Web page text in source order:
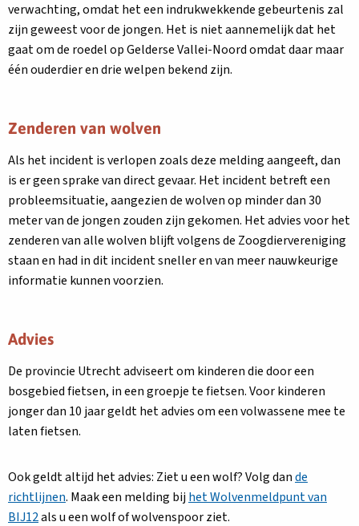
verwachting, omdat het een indrukwekkende gebeurtenis zal
zijn geweest voor de jongen. Het is niet aannemelijk dat het
gaat om de roedel op Gelderse Vallei-Noord omdat daar maar
één ouderdier en drie welpen bekend zijn.
Zenderen van wolven
Als het incident is verlopen zoals deze melding aangeeft, dan
is er geen sprake van direct gevaar. Het incident betreft een
probleemsituatie, aangezien de wolven op minder dan 30
meter van de jongen zouden zijn gekomen. Het advies voor het
zenderen van alle wolven blijft volgens de Zoogdiervereniging
staan en had in dit incident sneller en van meer nauwkeurige
informatie kunnen voorzien.
Advies
De provincie Utrecht adviseert om kinderen die door een
bosgebied fietsen, in een groepje te fietsen. Voor kinderen
jonger dan 10 jaar geldt het advies om een volwassene mee te
laten fietsen.
Ook geldt altijd het advies: Ziet u een wolf? Volg dande
richtlijnen. Maak een melding bijhet Wolvenmeldpunt van
BIJ12als u een wolf of wolvenspoor ziet.